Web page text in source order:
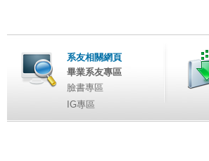
系友相關網頁
畢業系友專區
臉書專區
IG專區